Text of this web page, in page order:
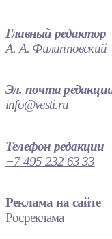
Главный редактор
А. А. Филипповский
Эл. почта
info@vesti.ru
Телефон редакции
+7 495 232 63 33
Реклама на сайте
Росреклама